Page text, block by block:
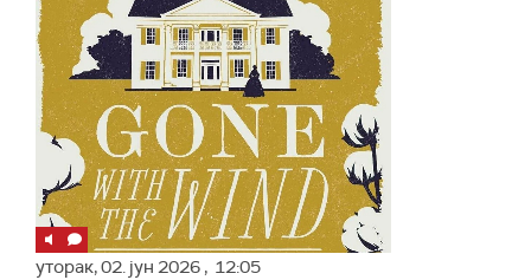
уторак,02. јун 2026 , 12:05